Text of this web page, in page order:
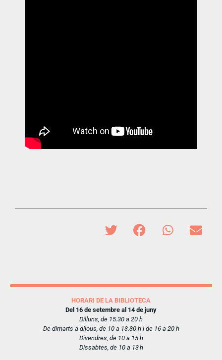
HORARI DE LA BIBLIOTECA
Del 16 de setembre al 14 de juny
Dilluns, de 15.30 a 20 h
De dimarts a dijous, de 10 a 13.30 h i de 16 a 20 h
Divendres, de 10 a 15 h
Dissabtes, de 10 a 13 h